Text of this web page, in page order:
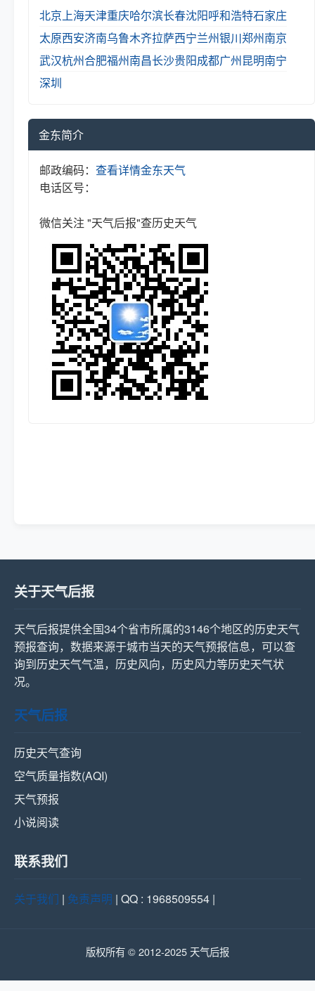
北京上海天津重庆哈尔滨长春沈阳呼和浩特石家庄
太原西安济南乌鲁木齐拉萨西宁兰州银川郑州南京
武汉杭州合肥福州南昌长沙贵阳成都广州昆明南宁
深圳
金东简介
邮政编码：
电话区号：
查看详情金东天气
微信关注 "天气后报"查历史天气
关于天气后报
天气后报提供全国34个省市所属的3146个地区的历史天气
预报查询，数据来源于城市当天的天气预报信息，可以查
询到历史天气气温，历史风向，历史风力等历史天气状
况。
天气后报
历史天气查询
空气质量指数(AQI)
天气预报
小说阅读
联系我们
关于我们 | 免责声明 | QQ : 1968509554 |
版权所有 © 2012-2025 天气后报